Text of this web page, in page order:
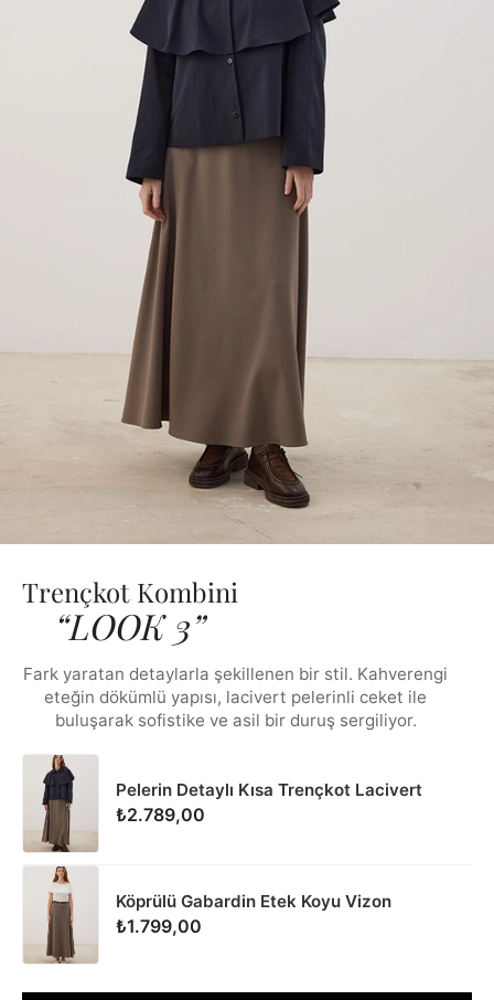
Trençkot Kombini
“LOOK 3”
Fark yaratan detaylarla şekillenen bir stil. Kahverengi
eteğin dökümlü yapısı, lacivert pelerinli ceket ile
buluşarak sofistike ve asil bir duruş sergiliyor.
Pelerin Detaylı Kısa Trençkot Lacivert
₺2.789,00
Köprülü Gabardin Etek Koyu Vizon
₺1.799,00